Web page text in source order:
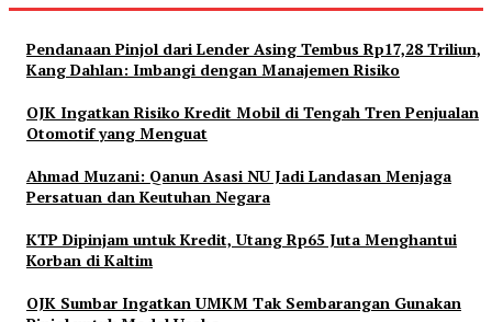
Pendanaan Pinjol dari Lender Asing Tembus Rp17,28 Triliun,
Kang Dahlan: Imbangi dengan Manajemen Risiko
OJK Ingatkan Risiko Kredit Mobil di Tengah Tren Penjualan
Otomotif yang Menguat
Ahmad Muzani: Qanun Asasi NU Jadi Landasan Menjaga
Persatuan dan Keutuhan Negara
KTP Dipinjam untuk Kredit, Utang Rp65 Juta Menghantui
Korban di Kaltim
OJK Sumbar Ingatkan UMKM Tak Sembarangan Gunakan